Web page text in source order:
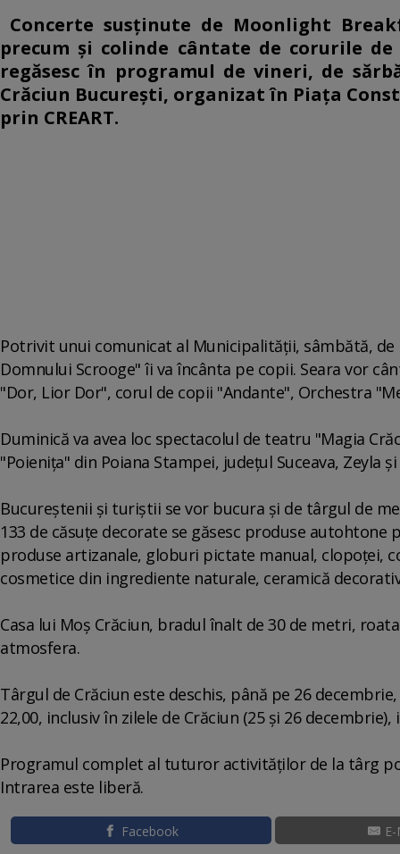
Concerte susţinute de Moonlight
precum şi colinde cântate de corurile
regăsesc în programul de vineri, de
Crăciun Bucureşti, organizat în Piaţa
prin CREART.
Potrivit unui comunicat al Municipalităţii, sâmbătă,
Domnului Scrooge" îi va încânta pe copii. Seara vor
"Dor, Lior Dor", corul de copii "Andante", Orchestra
Duminică va avea loc spectacolul de teatru "Magia
"Poieniţa" din Poiana Stampei, judeţul Suceava, Zeyla
Bucureştenii şi turiştii se vor bucura şi de târgul de
133 de căsuţe decorate se găsesc produse
produse artizanale, globuri pictate manual, clopoţei,
cosmetice din ingrediente naturale, ceramică
Casa lui Moş Crăciun, bradul înalt de 30 de metri,
atmosfera.
Târgul de Crăciun este deschis, până pe 26
22,00, inclusiv în zilele de Crăciun (25 şi 26
Programul complet al tuturor activităţilor de la târg
Intrarea este liberă.
Facebook